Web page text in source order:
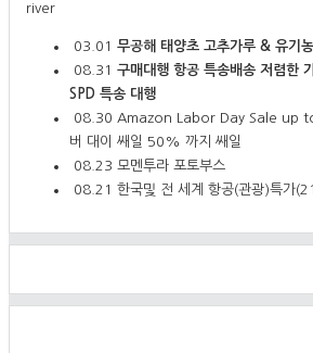
river
03.01 무공해 태양초 고추가루 & 유기
08.31 구매대행 항공 특송배송 저렴한
SPD 특송 대행
08.30 Amazon Labor Day Sale up
버 대이 쌔일 50% 까지 쌔일
08.23 모멘투라 포토부스
08.21 한국및 전 세계 항공(관광)특가